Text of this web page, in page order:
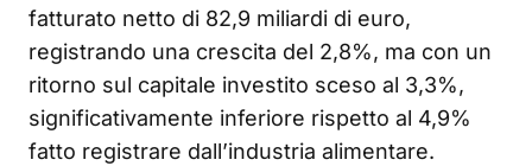
fatturato netto di 82,9 miliardi di euro,
registrando una crescita del 2,8%, ma con un
ritorno sul capitale investito sceso al 3,3%,
significativamente inferiore rispetto al 4,9%
fatto registrare dall’industria alimentare.